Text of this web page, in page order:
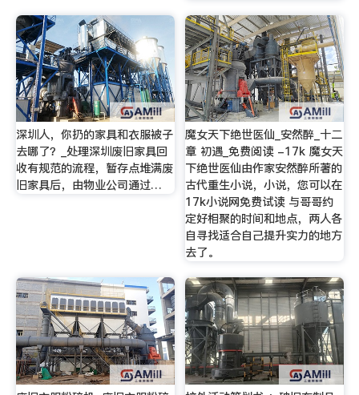
深圳人，你扔的家具和衣服被子
去哪了？_处理深圳废旧家具回
收有规范的流程，暂存点堆满废
旧家具后，由物业公司通过…
魔女天下绝世医仙_安然醉_十二
章 初遇_免费阅读 -17k 魔女天
下绝世医仙由作家安然醉所著的
古代重生小说，小说，您可以在
17k小说网免费试读 与哥哥约
定好相聚的时间和地点，两人各
自寻找适合自己提升实力的地方
去了。